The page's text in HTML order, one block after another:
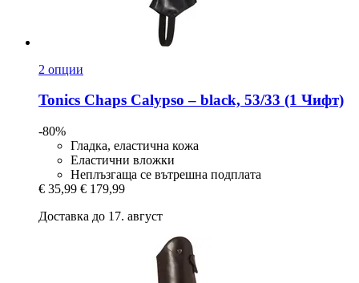
2 опции
Tonics Chaps Calypso – black, 53/33 (1 Чифт)
-80%
Гладка, еластична кожа
Еластични вложки
Неплъзгаща се вътрешна подплата
€ 35,99 € 179,99
Доставка до 17. август